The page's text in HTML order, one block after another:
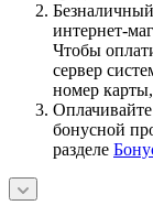
интернет-
Чтобы
сервер
номер
бонусной
разделе